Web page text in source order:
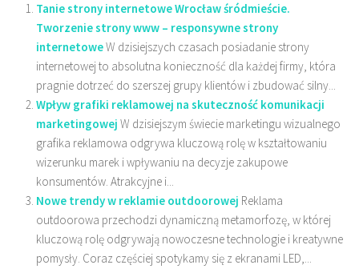
Tanie strony internetowe Wrocław śródmieście.
Tworzenie strony www – responsywne strony
internetoweW dzisiejszych czasach posiadanie strony
internetowej to absolutna konieczność dla każdej firmy, która
pragnie dotrzeć do szerszej grupy klientów i zbudować silny...
Wpływ grafiki reklamowej na skuteczność komunikacji
marketingowej W dzisiejszym świecie marketingu wizualnego
grafika reklamowa odgrywa kluczową rolę w kształtowaniu
wizerunku marek i wpływaniu na decyzje zakupowe
konsumentów. Atrakcyjne i...
Nowe trendy w reklamie outdoorowej Reklama
outdoorowa przechodzi dynamiczną metamorfozę, w której
kluczową rolę odgrywają nowoczesne technologie i kreatywne
pomysły. Coraz częściej spotykamy się z ekranami LED,...